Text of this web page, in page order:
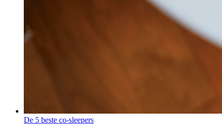
De 5 beste co-sleepers